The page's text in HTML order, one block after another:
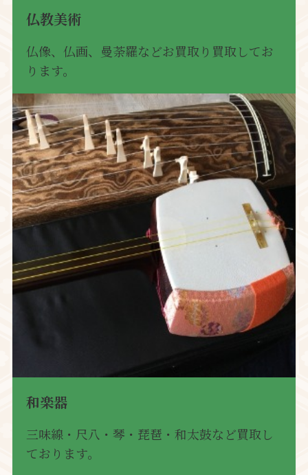
仏教美術
仏像、仏画、曼荼羅などお買取り買取してお
ります。
和楽器
三味線・尺八・琴・琵琶・和太鼓など買取し
ております。